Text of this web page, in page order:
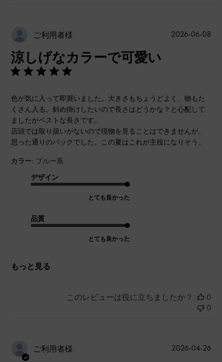
ご利用者様
涼しげなカラーで可愛い
色が気に入って即買いました。大きさもちょうどよく、物もた
くさん入る。斜め掛けしたいので長さはどうかな？と心配して
ましたがベストな長さです。
店頭では取り扱いがないので現物を見ることはできませんが、
思った通りのバックでした。この夏はこれが主役になりそう。
カラー: ブルー系
デザイン
とても良かった
品質
とても良かった
もっと見る
公
2026-06-08
このレビューは役に立ちましたか？
0
0
ご利用者様
公
2026-04-26